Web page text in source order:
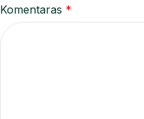
Komentaras *